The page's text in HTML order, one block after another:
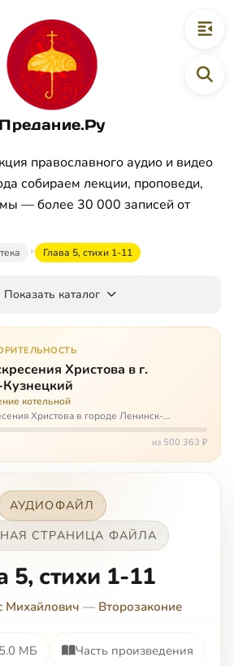
Предание.Ру
православного аудио и видео
собираем лекции, проповеди,
— более 30 000 записей от
Глава 5, стихи 1-11
Показать каталог
Христова в г.
котельной
Христова в городе Ленинск-
области – совсем новый, он
20 назад. И сейчас храм может вообще
из 500 363 ₽
АУДИОФАЙЛ
СТРАНИЦА ФАЙЛА
5, стихи 1-11
Михайлович — Второзаконие
МБ Часть произведения